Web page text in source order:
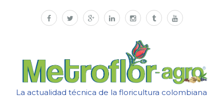
La actualidad técnica de la floricultura colombiana